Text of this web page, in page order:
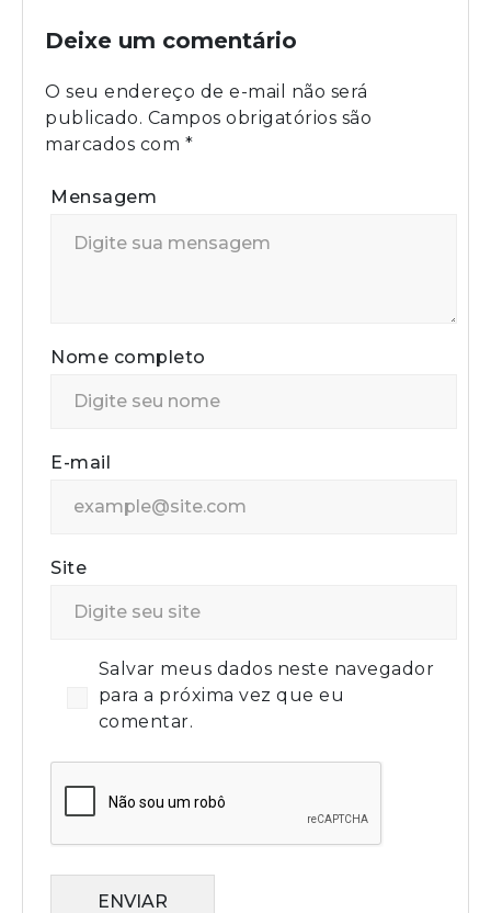
Deixe um comentário
O seu endereço de e-mail não será
publicado. Campos obrigatórios são
marcados com *
Mensagem
Nome completo
E-mail
Site
Salvar meus dados neste navegador
para a próxima vez que eu
comentar.
ENVIAR